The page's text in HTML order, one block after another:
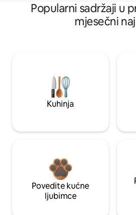
Popularni sadržaji u
mjesečni
Kuhinja
Povedite kućne
ljubimce